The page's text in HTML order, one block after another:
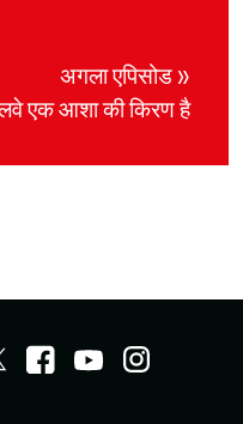
अगला एपिसोड »
एक आशा की किरण है